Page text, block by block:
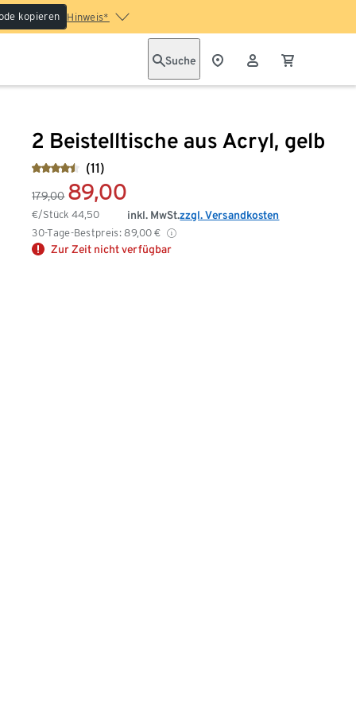
kopieren Hinweis*
Suche
2 Beistelltische aus Acryl, gelb
(11)
179,00 89,00
€/Stück44,50
30-Tage-Bestpreis: 89,00 €
inkl. MwSt.zzgl. Versandkosten
Zur Zeit nicht verfügbar